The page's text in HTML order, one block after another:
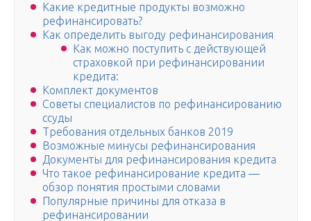
Какие кредитные продукты возможно
рефинансировать?
Как определить выгоду рефинансирования
Как можно поступить с действующей
страховкой при рефинансировании
кредита:
Комплект документов
Советы специалистов по рефинансированию
ссуды
Требования отдельных банков 2019
Возможные минусы рефинансирования
Документы для рефинансирования кредита
Что такое рефинансирование кредита —
обзор понятия простыми словами
Популярные причины для отказа в
рефинансировании